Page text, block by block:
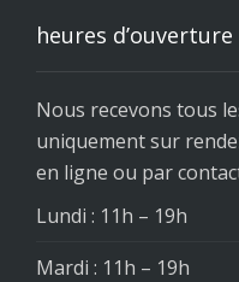
heures d’ouverture
Nous recevons tous
uniquement sur
en ligne ou par
Lundi : 11h – 19h
Mardi : 11h – 19h